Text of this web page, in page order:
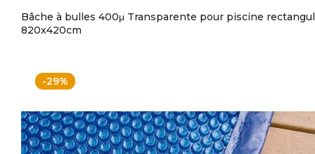
Bâche à bulles 400μ Transparente pour piscine
820x420cm
-29%